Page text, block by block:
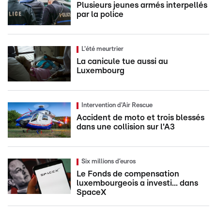
Plusieurs jeunes armés interpellés
par la police
L'été meurtrier
La canicule tue aussi au
Luxembourg
Intervention d'Air Rescue
Accident de moto et trois blessés
dans une collision sur l'A3
Six millions d’euros
Le Fonds de compensation
luxembourgeois a investi... dans
SpaceX